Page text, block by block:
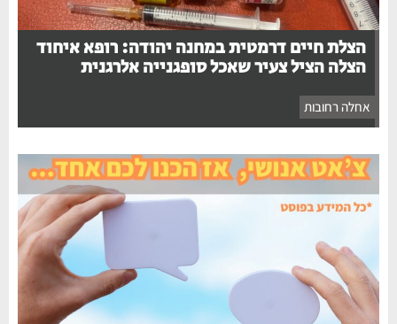
הצלת חיים דרמטית במחנה יהודה: רופא איחוד
הצלה הציל צעיר שאכל סופגנייה אלרגנית
אחלה רחובות